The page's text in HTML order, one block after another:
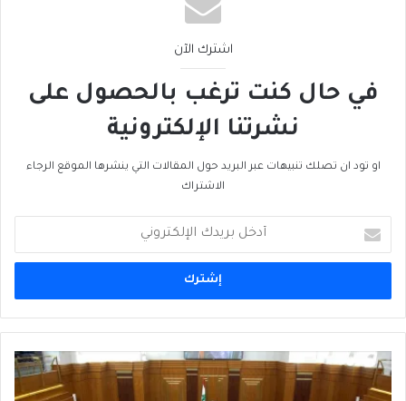
اشترك الآن
في حال كنت ترغب بالحصول على
نشرتنا الإلكترونية
او تود ان تصلك تنبيهات عبر البريد حول المقالات التي ينشرها الموقع الرجاء
الاشتراك
بريدك
الإلكتروني
خفايا
النظام
الجُمهوري